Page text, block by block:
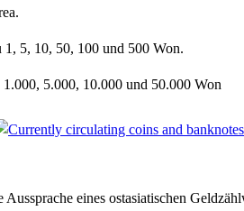
5, 10, 50, 100 und 500 Won.
1.000, 5.000, 10.000 und 50.000 Won
Aussprache eines ostasiatischen